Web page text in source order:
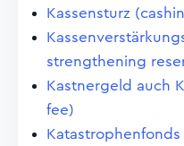
Kassensturz
strengthening
Kastnergeld auch
fee)